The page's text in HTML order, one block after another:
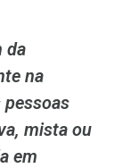
da
na
pessoas
mista ou
em